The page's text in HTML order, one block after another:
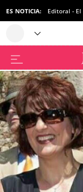
ES NOTICIA: Editoral - El